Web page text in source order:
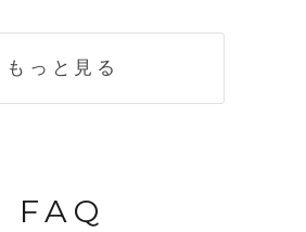
もっと見る
FAQ